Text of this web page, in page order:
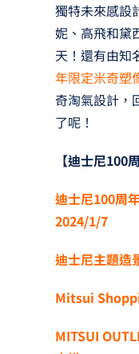
獨特未來感設
妮、高飛和黛
天！還有由知
年限定米奇塑
奇淘氣設計，
了呢！
【迪士尼100
迪士尼100周
2024/1/7
迪士尼主題
Mitsui
MITSUI